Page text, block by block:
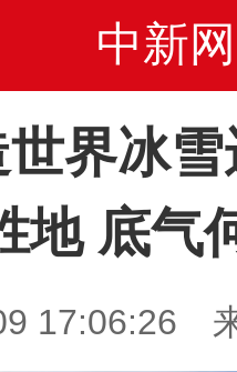
中新网
界冰
地 底气
17:06:26